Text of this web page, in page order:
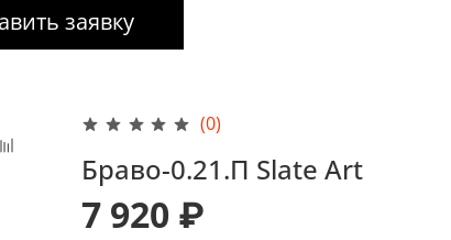
заявку
(0)
Браво-0.21.П Slate Art
7 920 ₽